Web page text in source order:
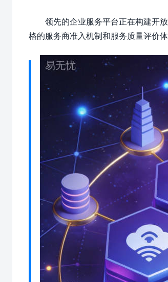
领先的企业服务平台正在构建开
格的服务商准入机制和服务质量评价